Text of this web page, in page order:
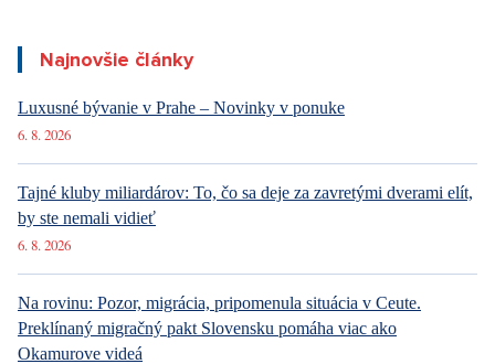
Najnovšie články
Luxusné bývanie v Prahe – Novinky v ponuke
6. 8. 2026
Tajné kluby miliardárov: To, čo sa deje za zavretými dverami elít,
by ste nemali vidieť
6. 8. 2026
Na rovinu: Pozor, migrácia, pripomenula situácia v Ceute.
Preklínaný migračný pakt Slovensku pomáha viac ako
Okamurove videá